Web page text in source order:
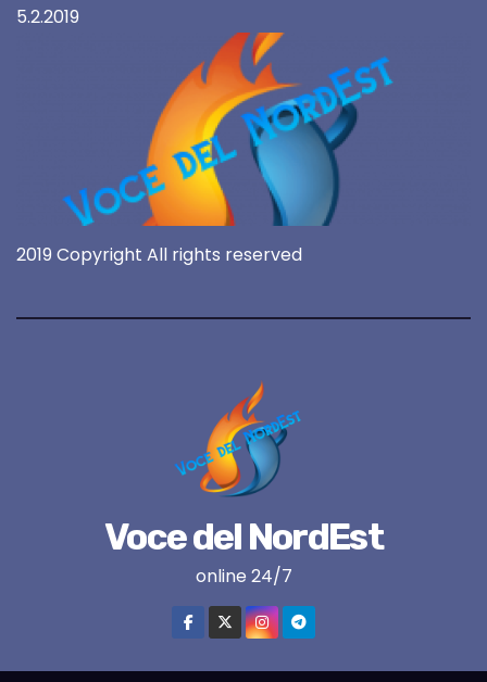
5.2.2019
2019 Copyright All rights reserved
Voce del NordEst
online 24/7